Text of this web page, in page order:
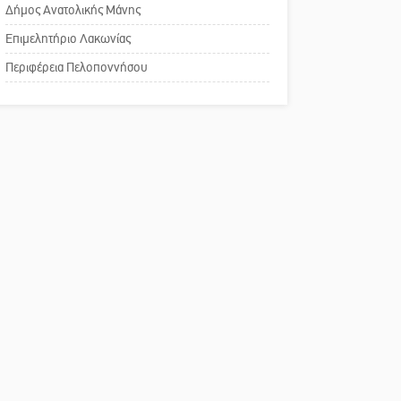
του ΚΑΠΗ
Το δικό σας σχόλιο:
Παράδειγμα κοινωνικής
Δήμος Ανατολικής Μάνης
Επιμελητήριο Λακωνίας
Περιφέρεια Πελοποννήσου